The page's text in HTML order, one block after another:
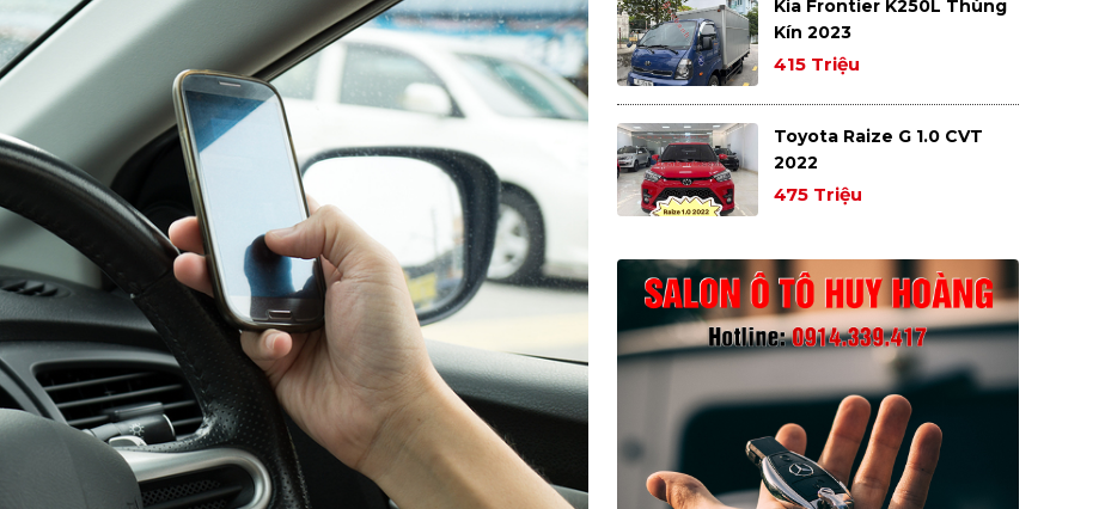
Kia Frontier K250L Thùng
Kín 2023
415 Triệu
Toyota Raize G 1.0 CVT
2022
475 Triệu